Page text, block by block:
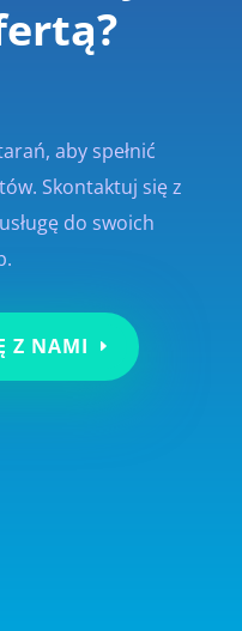
aby spełnić
Skontaktuj się z
do swoich
Z NAMI